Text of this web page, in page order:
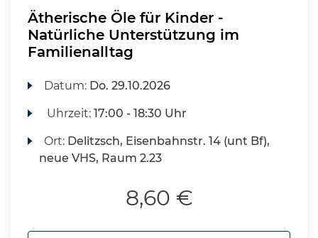
Ätherische Öle für Kinder -
Natürliche Unterstützung im
Familienalltag
Datum: Do. 29.10.2026
Uhrzeit:17:00 - 18:30 Uhr
Ort: Delitzsch, Eisenbahnstr. 14 (unt Bf),
neue VHS, Raum 2.23
8,60 €